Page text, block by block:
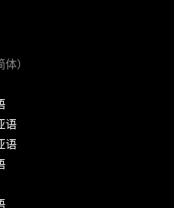
）
语
语